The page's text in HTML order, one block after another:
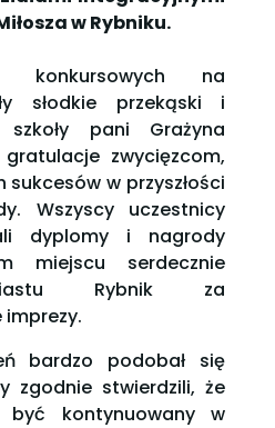
w Rybniku.
konkursowych na
słodkie przekąski i
pani Grażyna
gratulacje zwycięzcom,
sukcesów w przyszłości
Wszyscy uczestnicy
dyplomy i nagrody
miejscu serdecznie
Rybnik za
imprezy.
bardzo podobał się
zgodnie stwierdzili, że
być kontynuowany w